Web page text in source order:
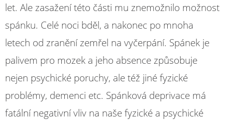
let. Ale zasažení této části mu znemožnilo možnost
spánku. Celé noci bděl, a nakonec po mnoha
letech od zranění zemřel na vyčerpání. Spánek je
palivem pro mozek a jeho absence způsobuje
nejen psychické poruchy, ale též jiné fyzické
problémy, demenci etc. Spánková deprivace má
fatální negativní vliv na naše fyzické a psychické